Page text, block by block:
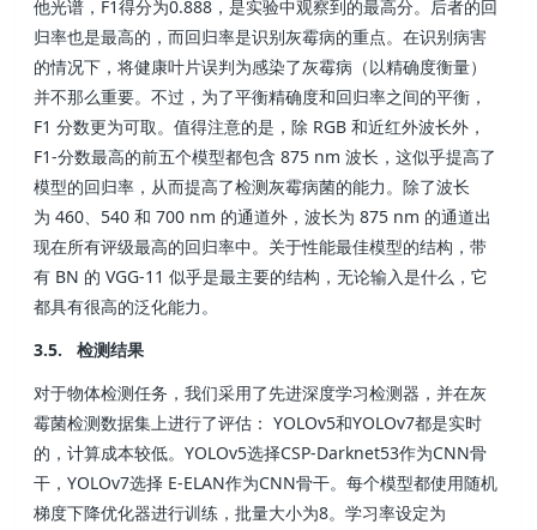
他光谱，F1得分为0.888，是实验中观察到的最高分。后者的回
归率也是最高的，而回归率是识别灰霉病的重点。在识别病害
的情况下，将健康叶片误判为感染了灰霉病（以精确度衡量）
并不那么重要。不过，为了平衡精确度和回归率之间的平衡，
F1 分数更为可取。值得注意的是，除 RGB 和近红外波长外，
F1-分数最高的前五个模型都包含 875 nm 波长，这似乎提高了
模型的回归率，从而提高了检测灰霉病菌的能力。除了波长
为 460、540 和 700 nm 的通道外，波长为 875 nm 的通道出
现在所有评级最高的回归率中。关于性能最佳模型的结构，带
有 BN 的 VGG-11 似乎是最主要的结构，无论输入是什么，它
都具有很高的泛化能力。
3.5. 检测结果
对于物体检测任务，我们采用了先进深度学习检测器，并在灰
霉菌检测数据集上进行了评估： YOLOv5和YOLOv7都是实时
的，计算成本较低。YOLOv5选择CSP-Darknet53作为CNN骨
干，YOLOv7选择 E-ELAN作为CNN骨干。每个模型都使用随机
梯度下降优化器进行训练，批量大小为8。学习率设定为